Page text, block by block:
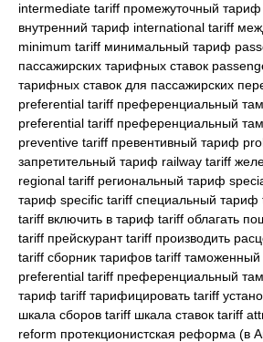
intermediate tariff промежуточный
внутренний тариф international tariff
minimum tariff минимальный тариф
пассажирских тарифных ставок
тарифных ставок для пассажирских
preferential tariff преференциальный
preferential tariff преференциальный
preventive tariff превентивный тариф
запретительный тариф railway tariff
regional tariff региональный тариф
тариф specific tariff специальный тариф
tariff включить в тариф tariff облагать
tariff прейскурант tariff производить
tariff сборник тарифов tariff
preferential tariff преференциальный
тариф tariff тарифицировать tariff
шкала сборов tariff шкала ставок tariff
reform протекционистская реформа (в